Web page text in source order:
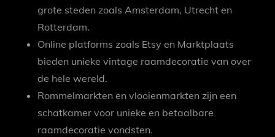
grote steden zoals Amsterdam, Utrecht en
Rotterdam.
Online platforms zoals Etsy en Marktplaats
bieden unieke vintage raamdecoratie van over
de hele wereld.
Rommelmarkten en vlooienmarkten zijn een
schatkamer voor unieke en betaalbare
raamdecoratie vondsten.